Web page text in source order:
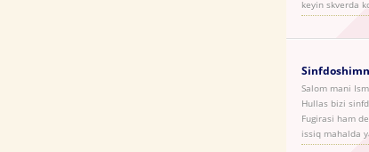
keyin skverda
Salom mani
Hullas bizi
Fugirasi ham
issiq mahalda